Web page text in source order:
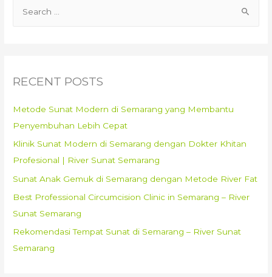
h
RECENT POSTS
Metode Sunat Modern di Semarang yang Membantu
Penyembuhan Lebih Cepat
Klinik Sunat Modern di Semarang dengan Dokter Khitan
Profesional | River Sunat Semarang
Sunat Anak Gemuk di Semarang dengan Metode River Fat
Best Professional Circumcision Clinic in Semarang – River
Sunat Semarang
Rekomendasi Tempat Sunat di Semarang – River Sunat
Semarang